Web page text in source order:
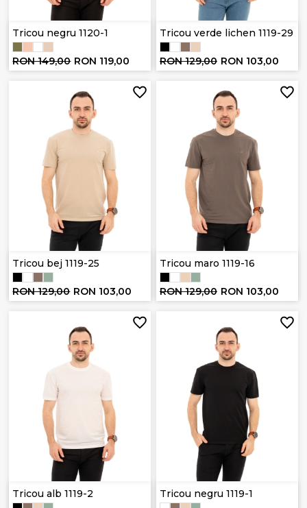
Tricou negru 1120-1
RON 149,00 RON 119,00
Tricou verde lichen 1119-29
RON 129,00 RON 103,00
Tricou bej 1119-25
RON 129,00 RON 103,00
Tricou maro 1119-16
RON 129,00 RON 103,00
Tricou alb 1119-2 Tricou negru 1119-1